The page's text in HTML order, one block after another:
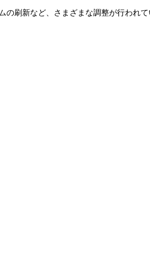
の刷新など、さまざまな調整が行われ